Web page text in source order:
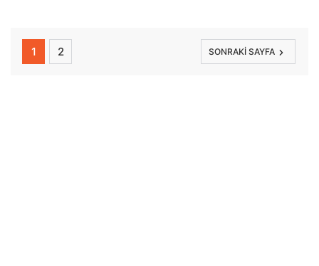
1 2 SONRAKI SAYFA